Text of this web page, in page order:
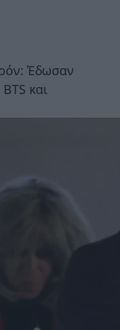
Έδωσαν
και